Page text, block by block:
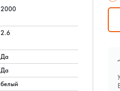
2000
2.6
Да
Да
белый